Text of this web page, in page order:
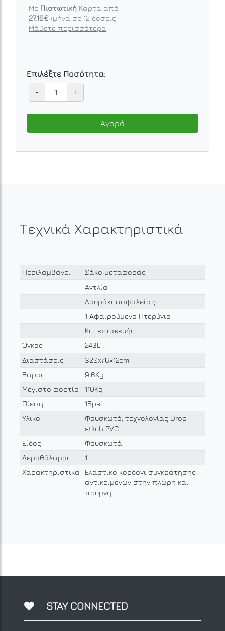
Με Πιστωτική Κάρτα από
27,16€ /μήνα σε 12 δόσεις
Μάθετε περισσότερα
Επιλέξτε Ποσότητα:
- +
Αγορά
Τεχνικά Χαρακτηριστικά
Περιλαμβάνει
Σάκο μεταφοράς
Αντλία
Λουράκι ασφαλείας
1 Αφαιρούμενο Πτερύγιο
Κιτ επισκευής
Όγκος
243L
Διαστάσεις
320x76x12cm
Βάρος
9.6Kg
Μέγιστο φορτίο
110Kg
Πίεση
15psi
Υλικό
Φουσκωτό, τεχνολογίας Drop
stitch PVC
Είδος
Φουσκωτά
Αεροθάλαμοι
1
Χαρακτηριστικά
Ελαστικό κορδόνι συγκράτησης
αντικειμένων στην πλώρη και
πρύμνη
STAY CONNECTED